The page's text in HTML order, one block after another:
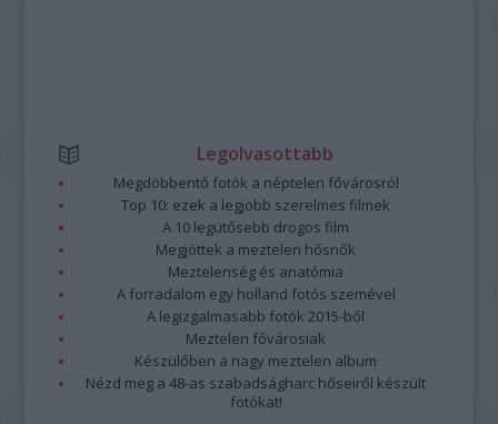
Legolvasottabb
Megdöbbentő fotók a néptelen fővárosról
Top 10: ezek a legjobb szerelmes filmek
A 10 legütősebb drogos film
Megjöttek a meztelen hősnők
Meztelenség és anatómia
A forradalom egy holland fotós szemével
A legizgalmasabb fotók 2015-ből
Meztelen fővárosiak
Készülőben a nagy meztelen album
Nézd meg a 48-as szabadságharc hőseiről készült
fotókat!